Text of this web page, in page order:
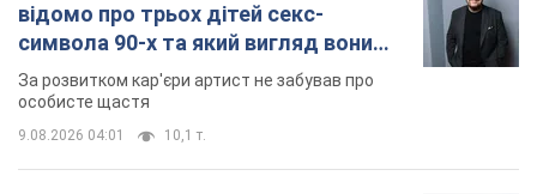
відомо про трьох дітей секс-
символа 90-х та який вигляд вони
мають
За розвитком кар'єри артист не забував про
особисте щастя
9.08.2026 04:01 10,1 т.